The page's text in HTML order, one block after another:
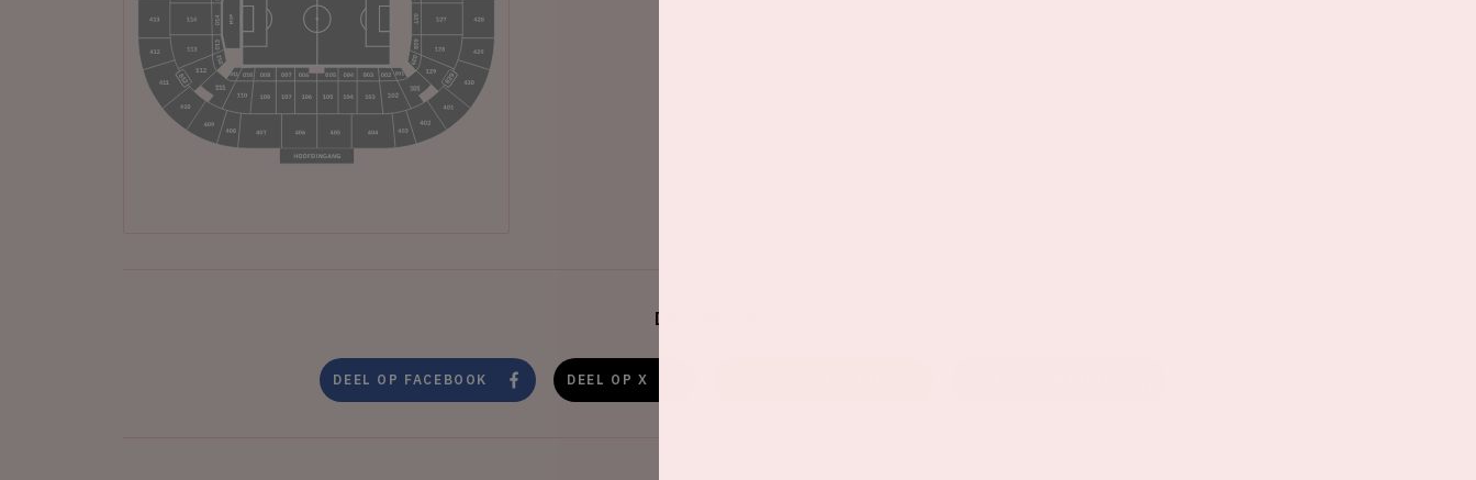
Deel dit evenement
DEEL OP FACEBOOK DEEL OP X